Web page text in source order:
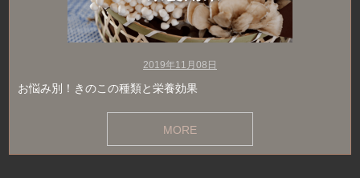
2019年11月08日
お悩み別！きのこの種類と栄養効果
MORE